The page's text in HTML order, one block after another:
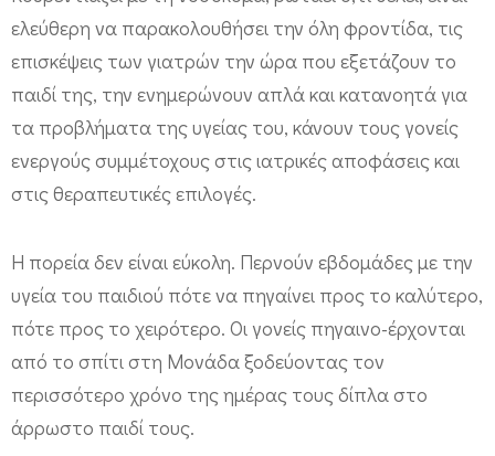
ελεύθερη να παρακολουθήσει την όλη φροντίδα, τις
επισκέψεις των γιατρών την ώρα που εξετάζουν το
παιδί της, την ενημερώνουν απλά και κατανοητά για
τα προβλήματα της υγείας του, κάνουν τους γονείς
ενεργούς συμμέτοχους στις ιατρικές αποφάσεις και
στις θεραπευτικές επιλογές.
Η πορεία δεν είναι εύκολη. Περνούν εβδομάδες με την
υγεία του παιδιού πότε να πηγαίνει προς το καλύτερο,
πότε προς το χειρότερο. Οι γονείς πηγαινο-έρχονται
από το σπίτι στη Μονάδα ξοδεύοντας τον
περισσότερο χρόνο της ημέρας τους δίπλα στο
άρρωστο παιδί τους.